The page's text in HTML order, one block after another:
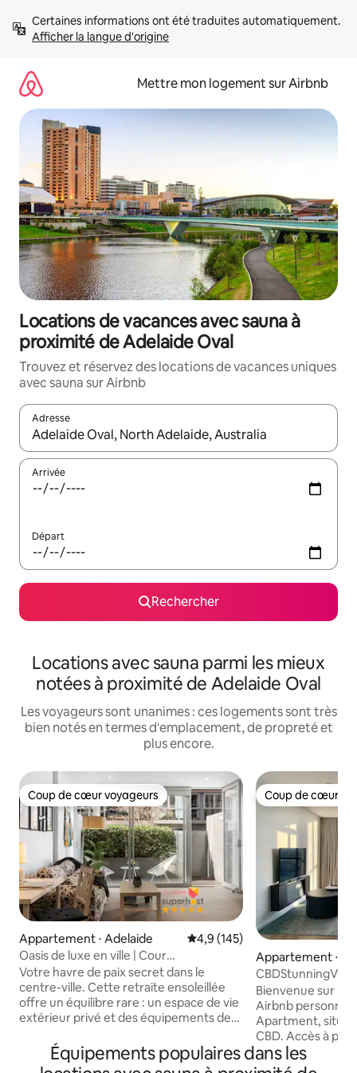
directement
Afficher la langue d'origine
Mettre mon logement sur Airbnb
Locations de vacances avec sauna à
proximité de Adelaide Oval
Trouvez et réservez des locations de vacances uniques
avec sauna sur Airbnb
Adresse
Lorsque les résultats s'affichent, utilisez les flèches vers le
Arrivée
Départ
Rechercher
Locations avec sauna parmi les mieux
notées à proximité de Adelaide Oval
Les voyageurs sont unanimes : ces logements sont très
bien notés en termes d'emplacement, de propreté et
plus encore.
Coup de cœur voyageurs
Coup de cœur voyageurs
Appartement ⋅ Adelaide Évaluation moyenne sur la
4,9 (145)
Oasis de luxe en ville | Cour
privée | Quartier d'affaires calme
Votre havre de paix secret dans le
centre-ville. Cette retraite ensoleillée
offre un équilibre rare : un espace de vie
extérieur privé et des équipements de
COUR PRIVÉE : Jardin à l'abri des regards
pour déguster un café ou un verre de
Coup de cœur
Coup de cœur
Appartement ⋅
+ Gym + Piscine +
Bienvenue sur
Airbnb personnalisé West
Apartment, situé
CBD. Accès à pied au marché central
ainsi qu'à
Rundle Mall. ⚝Principales
Équipements populaires dans les